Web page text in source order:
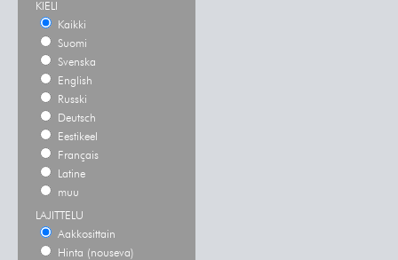
KIELI
Kaikki
Suomi
Svenska
English
Russki
Deutsch
Eestikeel
Français
Latine
muu
LAJITTELU
Aakkosittain
Hinta (nouseva)